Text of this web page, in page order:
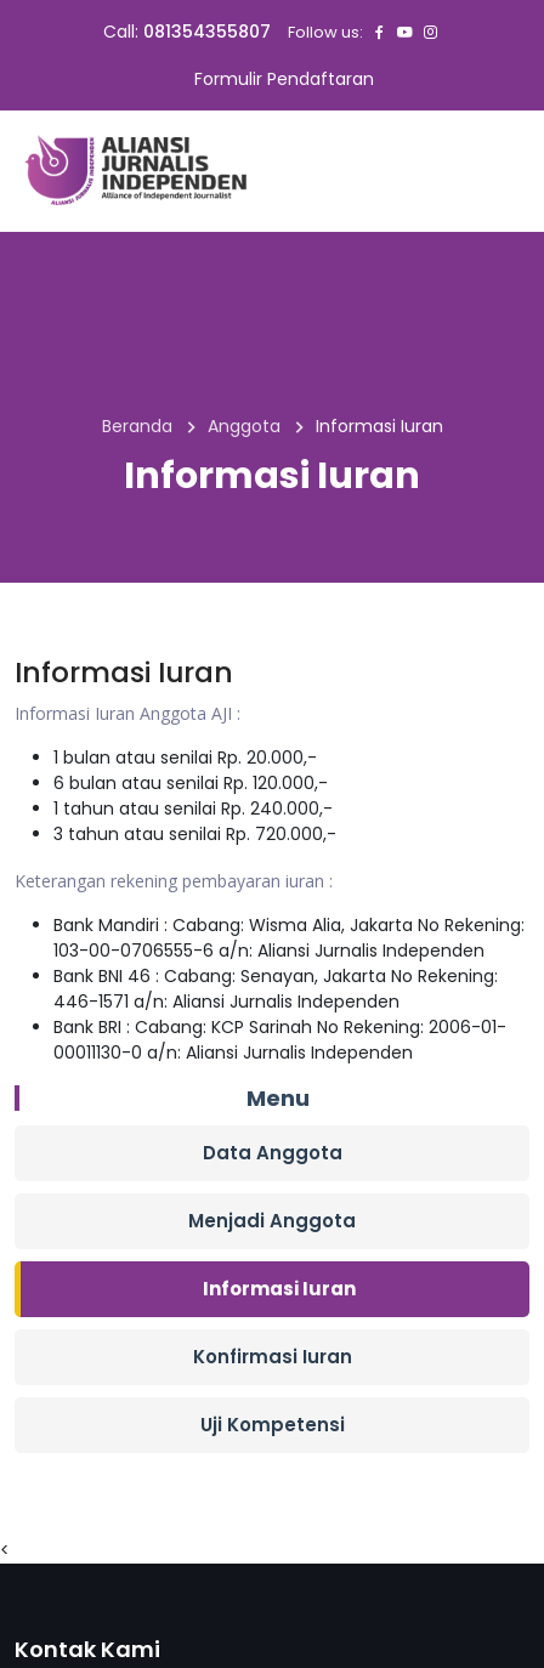
Call: 081354355807 Follow us:
Formulir Pendaftaran
Beranda Anggota Informasi Iuran
Informasi Iuran
Informasi Iuran
Informasi Iuran Anggota AJI :
1 bulan atau senilai Rp. 20.000,-
6 bulan atau senilai Rp. 120.000,-
1 tahun atau senilai Rp. 240.000,-
3 tahun atau senilai Rp. 720.000,-
Keterangan rekening pembayaran iuran :
Bank Mandiri : Cabang: Wisma Alia, Jakarta No Rekening:
103-00-0706555-6 a/n: Aliansi Jurnalis Independen
Bank BNI 46 : Cabang: Senayan, Jakarta No Rekening:
446-1571 a/n: Aliansi Jurnalis Independen
Bank BRI : Cabang: KCP Sarinah No Rekening: 2006-01-
00011130-0 a/n: Aliansi Jurnalis Independen
Menu
Data Anggota
Menjadi Anggota
Informasi Iuran
Konfirmasi Iuran
Uji Kompetensi
<
Kontak Kami